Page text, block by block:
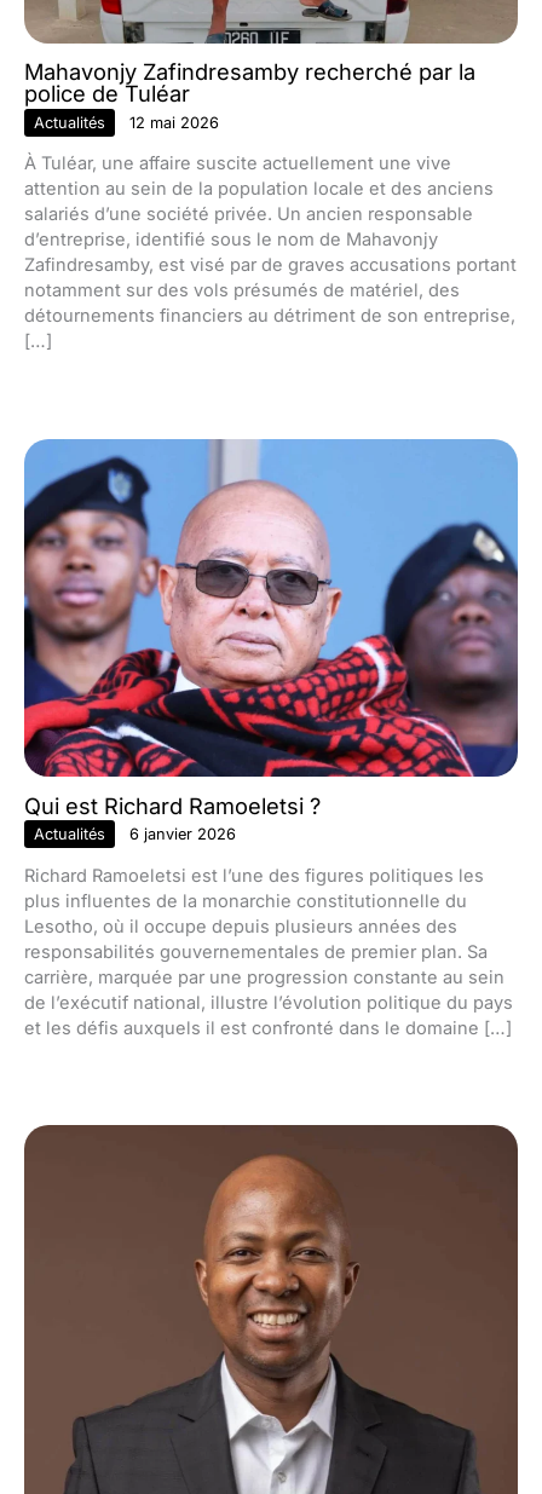
Mahavonjy Zafindresamby recherché par la
police de Tuléar
Actualités 12 mai 2026
À Tuléar, une affaire suscite actuellement une vive
attention au sein de la population locale et des anciens
salariés d’une société privée. Un ancien responsable
d’entreprise, identifié sous le nom de Mahavonjy
Zafindresamby, est visé par de graves accusations portant
notamment sur des vols présumés de matériel, des
détournements financiers au détriment de son entreprise,
[…]
Qui est Richard Ramoeletsi ?
Actualités 6 janvier 2026
Richard Ramoeletsi est l’une des figures politiques les
plus influentes de la monarchie constitutionnelle du
Lesotho, où il occupe depuis plusieurs années des
responsabilités gouvernementales de premier plan. Sa
carrière, marquée par une progression constante au sein
de l’exécutif national, illustre l’évolution politique du pays
et les défis auxquels il est confronté dans le domaine […]